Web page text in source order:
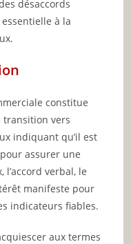
désaccords
à la
constitue
transition vers
indiquant qu’il est
assurer une
l’accord verbal, le
manifeste pour
indicateurs fiables.
aux termes